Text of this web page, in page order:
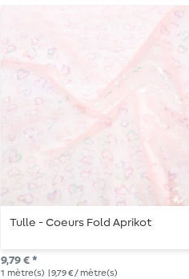
Tulle - Coeurs Fold Aprikot
9,79 € *
1 mètre(s) | 9,79 € / mètre(s)